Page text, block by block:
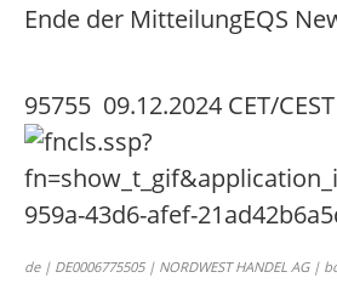
Ende der MitteilungEQS
95755 09.12.2024 CET/CEST
de | DE0006775505 | NORDWEST HANDEL AG |